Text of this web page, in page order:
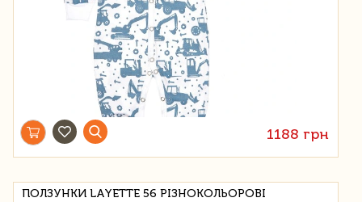
1188 грн
ПОЛЗУНКИ LAYETTE 56 РІЗНОКОЛЬОРОВІ